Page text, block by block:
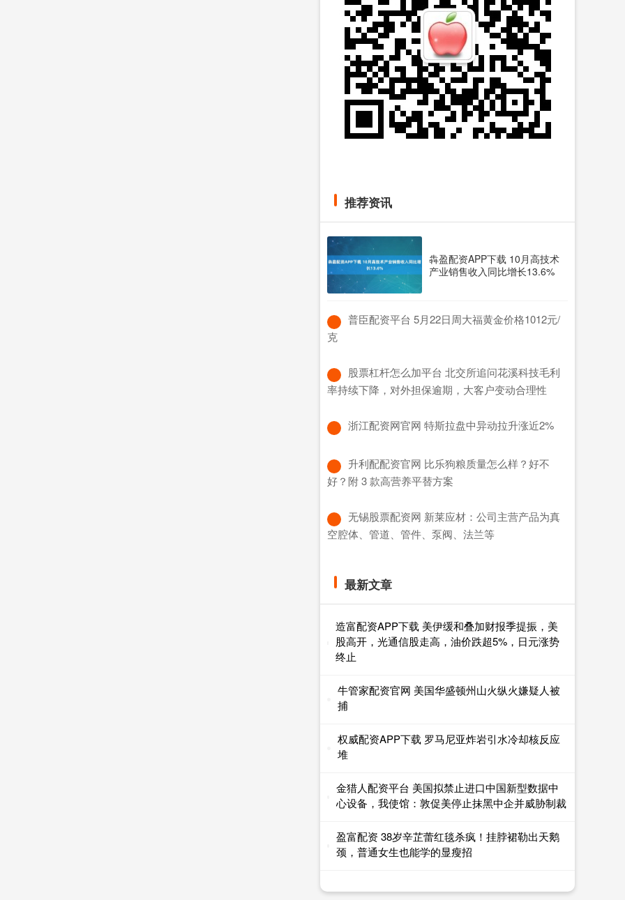
推荐资讯
犇盈配资APP下载 10月高技术
产业销售收入同比增长13.6%
​普臣配资平台 5月22日周大福黄金价格1012元/
克
​股票杠杆怎么加平台 北交所追问花溪科技毛利
率持续下降，对外担保逾期，大客户变动合理性
​浙江配资网官网 特斯拉盘中异动拉升涨近2%
​升利配配资官网 比乐狗粮质量怎么样？好不
好？附 3 款高营养平替方案
​无锡股票配资网 新莱应材：公司主营产品为真
空腔体、管道、管件、泵阀、法兰等
最新文章
造富配资APP下载 美伊缓和叠加财报季提振，美
股高开，光通信股走高，油价跌超5%，日元涨势
终止
牛管家配资官网 美国华盛顿州山火纵火嫌疑人被
捕
权威配资APP下载 罗马尼亚炸岩引水冷却核反应
堆
金猎人配资平台 美国拟禁止进口中国新型数据中
心设备，我使馆：敦促美停止抹黑中企并威胁制裁
盈富配资 38岁辛芷蕾红毯杀疯！挂脖裙勒出天鹅
颈，普通女生也能学的显瘦招